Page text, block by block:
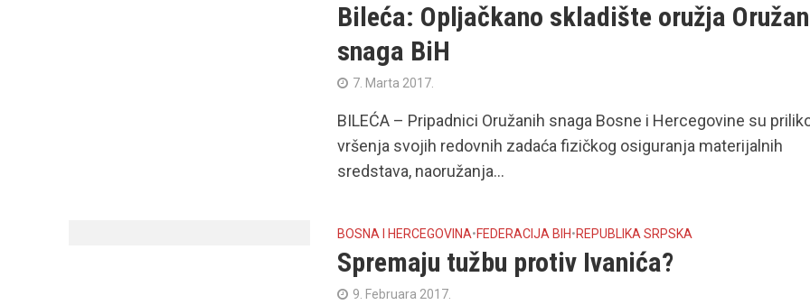
Bileća: Opljačkano skladište oružja
snaga BiH
7. Marta 2017.
BILEĆA – Pripadnici Oružanih snaga Bosne i Hercegovine su
vršenja svojih redovnih zadaća fizičkog osiguranja materijalnih
sredstava, naoružanja...
BOSNA I HERCEGOVINA• FEDERACIJA BIH • REPUBLIKA SRPSKA
Spremaju tužbu protiv Ivanića?
9. Februara 2017.